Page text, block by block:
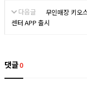
다음글
무인매장 키오
센터 APP 출시
댓글0